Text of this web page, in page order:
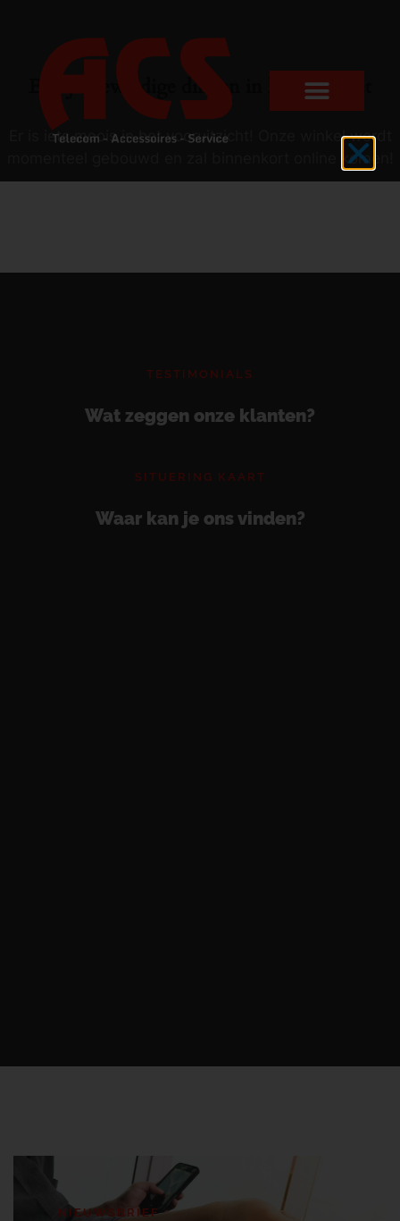
Er zijn geweldige dingen in het verschiet
Er is iets moois in het vooruitzicht! Onze winkel wordt
momenteel gebouwd en zal binnenkort online komen!
TESTIMONIALS
Wat zeggen onze klanten?
SITUERING KAART
Waar kan je ons vinden?
NIEUWSBRIEF